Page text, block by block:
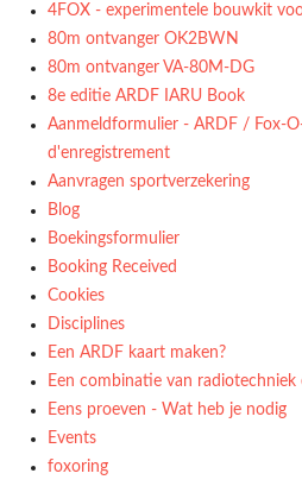
4FOX - experimentele bouwkit
80m ontvanger OK2BWN
80m ontvanger VA-80M-DG
8e editie ARDF IARU Book
Aanmeldformulier - ARDF / Fox-
d'enregistrement
Aanvragen sportverzekering
Blog
Boekingsformulier
Booking Received
Cookies
Disciplines
Een ARDF kaart maken?
Een combinatie van radiotechniek
Eens proeven - Wat heb je nodig
Events
foxoring